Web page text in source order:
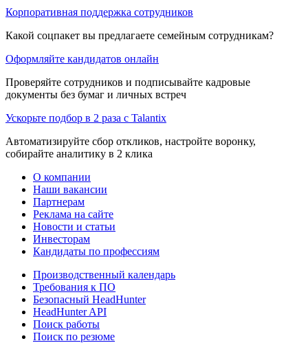
Корпоративная поддержка сотрудников
Какой соцпакет вы предлагаете семейным сотрудникам?
Оформляйте кандидатов онлайн
Проверяйте сотрудников и подписывайте кадровые
документы без бумаг и личных встреч
Ускорьте подбор в 2 раза с Talantix
Автоматизируйте сбор откликов, настройте воронку,
собирайте аналитику в 2 клика
О компании
Наши вакансии
Партнерам
Реклама на сайте
Новости и статьи
Инвесторам
Кандидаты по профессиям
Производственный календарь
Требования к ПО
Безопасный HeadHunter
HeadHunter API
Поиск работы
Поиск по резюме